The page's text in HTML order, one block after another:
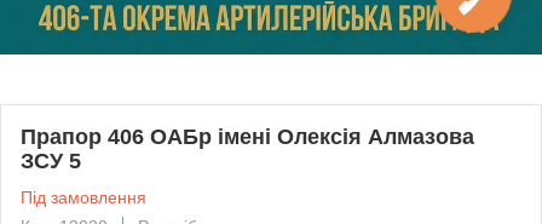
Прапор 406 ОАБр імені Олексія Алмазова
ЗСУ 5
Під замовлення